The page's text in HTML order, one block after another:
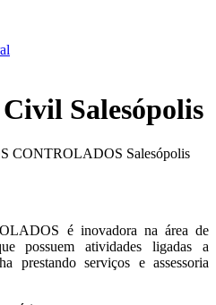
Salesópolis
CONTROLADOS Salesópolis
é inovadora na área de
possuem atividades ligadas a
prestando serviços e assessoria